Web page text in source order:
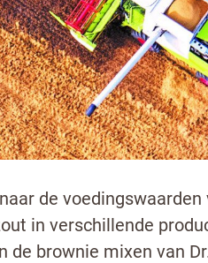
voor genieten. Lekker
Met voldoende
en evenwichtig te
enkel product maar je
de
in verschillende
de brownie mixen van